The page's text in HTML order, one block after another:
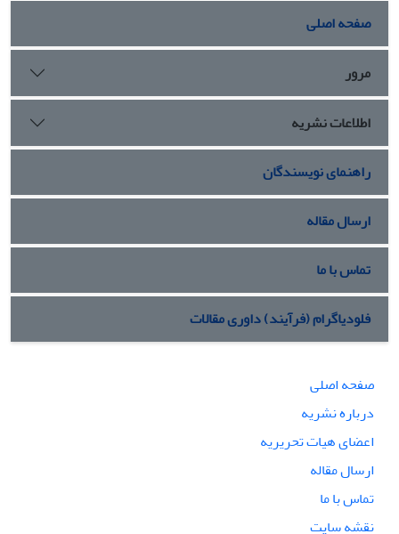
صفحه اصلی
مرور
اطلاعات نشریه
راهنمای نویسندگان
ارسال مقاله
تماس با ما
فلودیاگرام (فرآیند) داوری مقالات
صفحه اصلی
درباره نشریه
اعضای هیات تحریریه
ارسال مقاله
تماس با ما
نقشه سایت